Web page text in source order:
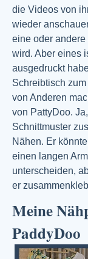
die Videos von
wieder
eine oder
wird. Aber eines
ausgedruckt
Schreibtisch
von Anderen
von PattyDoo.
Schnittmuster
Nähen. Er
einen langen
unterscheiden,
er
Meine
PaddyDoo